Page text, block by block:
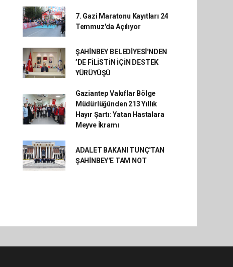
7. Gazi Maratonu Kayıtları 24
Temmuz'da Açılıyor
ŞAHİNBEY BELEDİYESİ'NDEN
’DE FİLİSTİN İÇİN DESTEK
YÜRÜYÜŞÜ
Gaziantep Vakıflar Bölge
Müdürlüğünden 213 Yıllık
Hayır Şartı: Yatan Hastalara
Meyve İkramı
ADALET BAKANI TUNÇ'TAN
ŞAHİNBEY'E TAM NOT